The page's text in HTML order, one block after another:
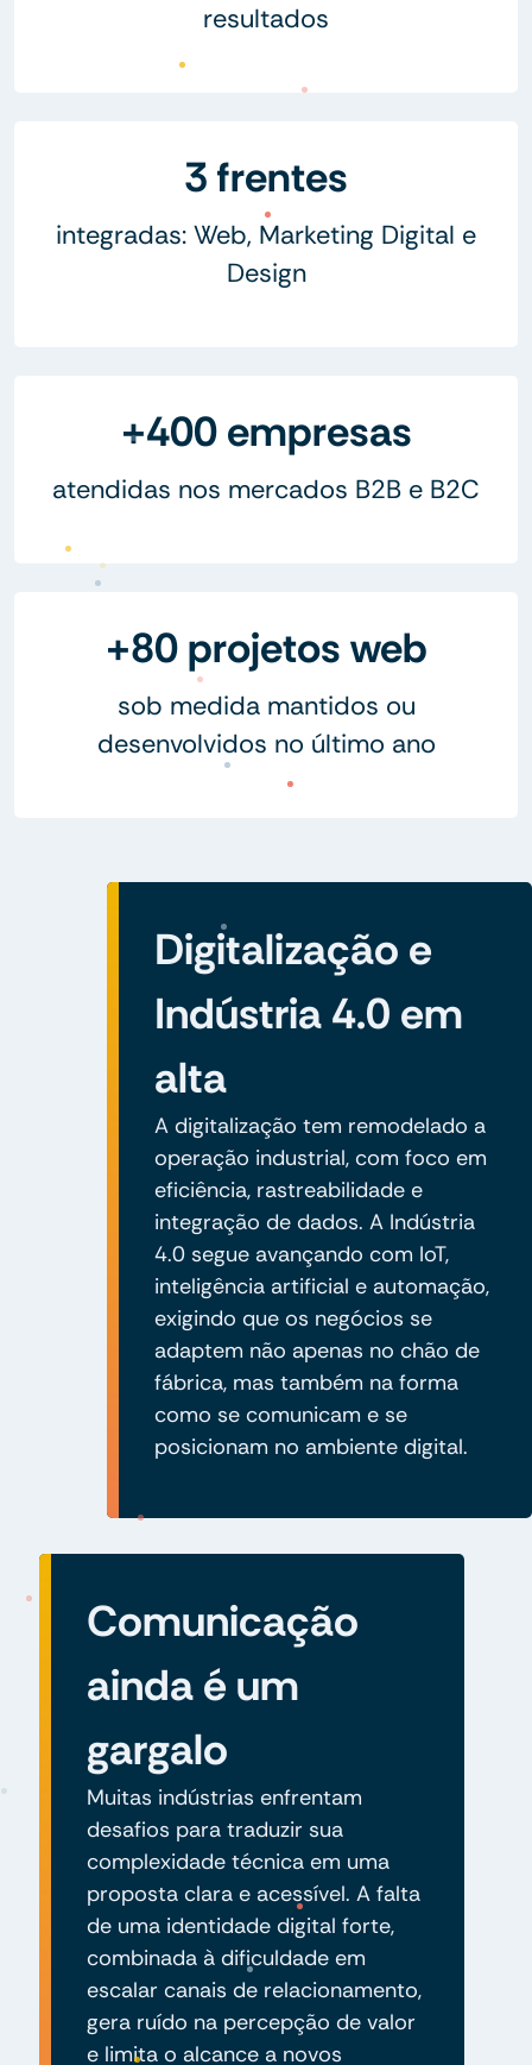
resultados
3 frentes
integradas: Web, Marketing Digital e
Design
+400 empresas
atendidas nos mercados B2B e B2C
+80 projetos web
sob medida mantidos ou
desenvolvidos no último ano
Digitalização e
Indústria 4.0 em
alta
A digitalização tem remodelado a
operação industrial, com foco em
eficiência, rastreabilidade e
integração de dados. A Indústria
4.0 segue avançando com IoT,
inteligência artificial e automação,
exigindo que os negócios se
adaptem não apenas no chão de
fábrica, mas também na forma
como se comunicam e se
posicionam no ambiente digital.
Comunicação
ainda é um
gargalo
Muitas indústrias enfrentam
desafios para traduzir sua
complexidade técnica em uma
proposta clara e acessível. A falta
de uma identidade digital forte,
combinada à dificuldade em
escalar canais de relacionamento,
gera ruído na percepção de valor
e limita o alcance a novos